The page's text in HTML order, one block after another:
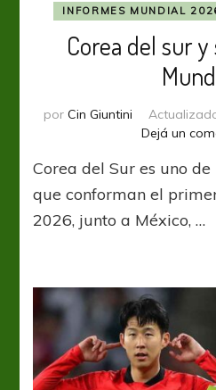
INFORMES MUNDIAL
Corea del sur
por Cin Giuntini
Dejá un
Corea del Sur es uno
que conforman el
2026, junto a México, …